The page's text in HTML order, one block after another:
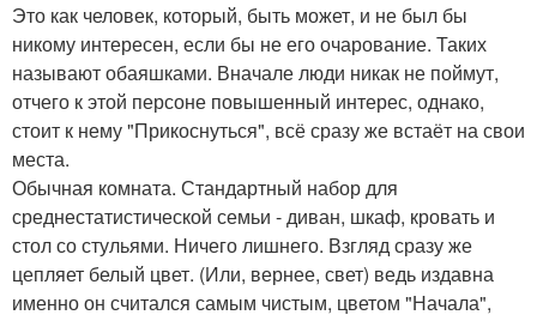
Это как человек, который, быть может, и не был бы
никому интересен, если бы не его очарование. Таких
называют обаяшками. Вначале люди никак не поймут,
отчего к этой персоне повышенный интерес, однако,
стоит к нему "Прикоснуться", всё сразу же встаёт на свои
места.
Обычная комната. Стандартный набор для
среднестатистической семьи - диван, шкаф, кровать и
стол со стульями. Ничего лишнего. Взгляд сразу же
цепляет белый цвет. (Или, вернее, свет) ведь издавна
именно он считался самым чистым, цветом "Начала",